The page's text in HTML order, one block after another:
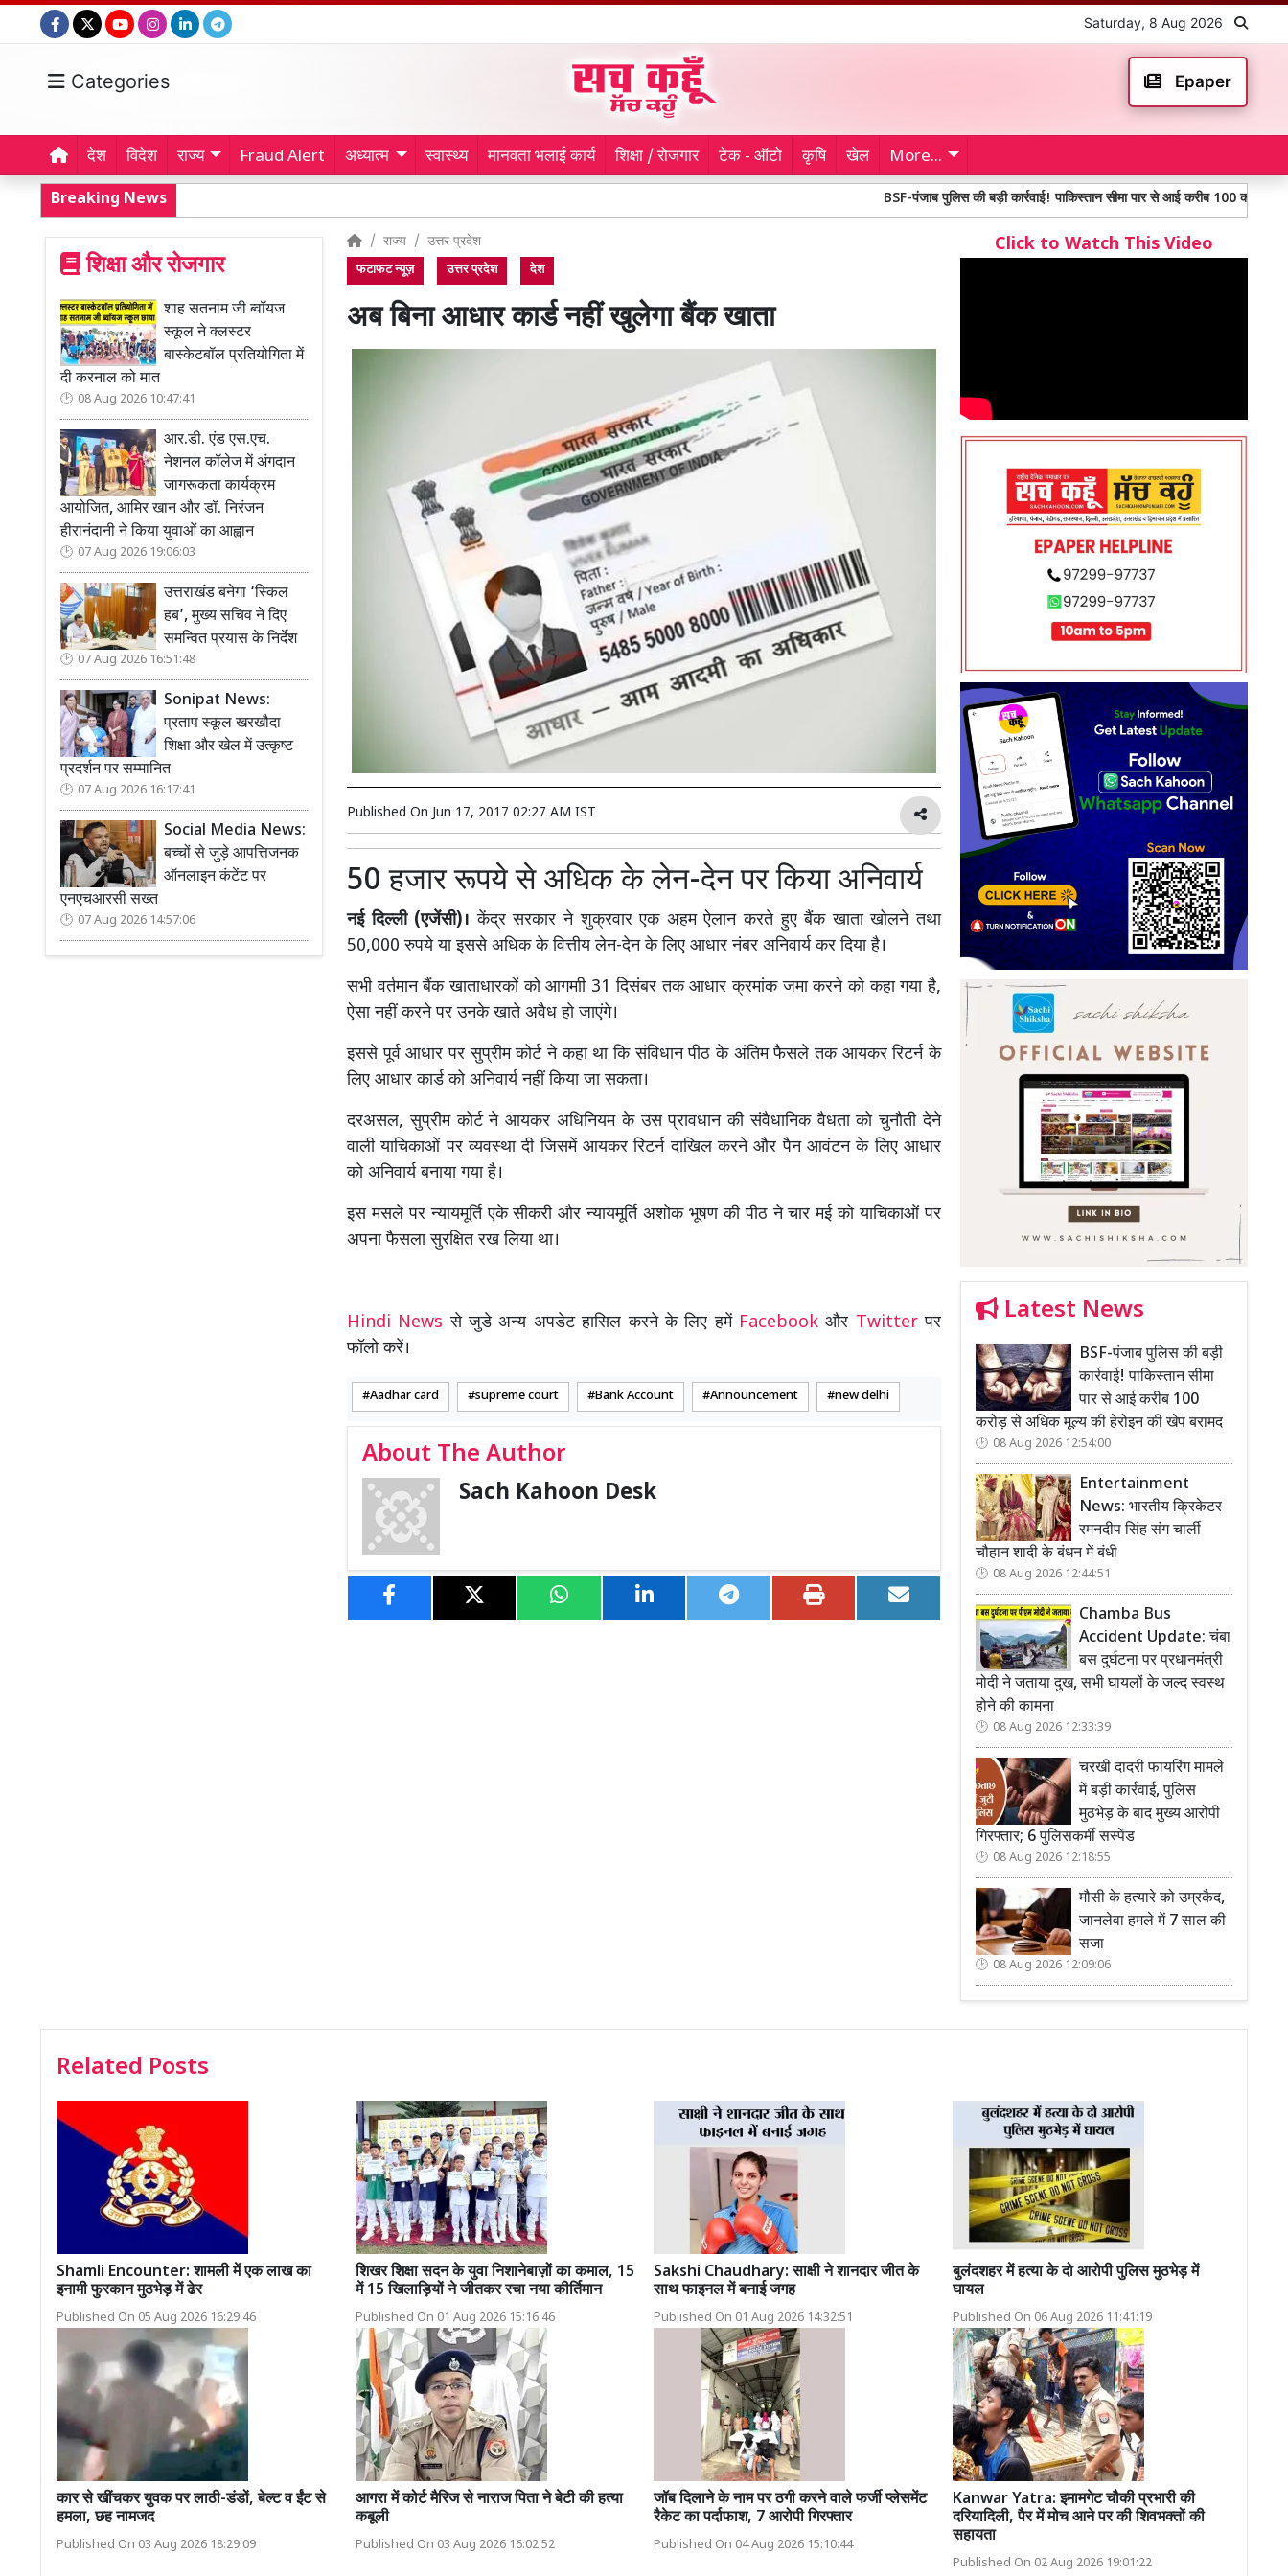
Saturday, 8 Aug 2026
Categories Epaper
देश विदेश राज्य Fraud Alert अध्यात्म स्वास्थ्य मानवता भलाई कार्य शिक्षा / रोजगार टेक - ऑटो कृषि खेल More...
Breaking News BSF-पंजाब पुलिस की बड़ी कार्रवाई! पाकिस्तान सीमा पार से आई करीब 100 करोड़ से अधिक मूल्य
शिक्षा और रोजगार
शाह सतनाम जी ब्वॉयज
स्कूल ने क्लस्टर
बास्केटबॉल प्रतियोगिता में
दी करनाल को मात
08 Aug 2026 10:47:41
आर.डी. एंड एस.एच.
नेशनल कॉलेज में अंगदान
जागरूकता कार्यक्रम
आयोजित, आमिर खान और डॉ. निरंजन
हीरानंदानी ने किया युवाओं का आह्वान
07 Aug 2026 19:06:03
उत्तराखंड बनेगा ‘स्किल
हब’, मुख्य सचिव ने दिए
समन्वित प्रयास के निर्देश
07 Aug 2026 16:51:48
Sonipat News:
प्रताप स्कूल खरखौदा
शिक्षा और खेल में उत्कृष्ट
प्रदर्शन पर सम्मानित
07 Aug 2026 16:17:41
Social Media News:
बच्चों से जुड़े आपत्तिजनक
ऑनलाइन कंटेंट पर
एनएचआरसी सख्त
07 Aug 2026 14:57:06
राज्य उत्तर प्रदेश
फटाफट न्यूज़ उत्तर प्रदेश देश
अब बिना आधार कार्ड नहीं खुलेगा बैंक खाता
Published On Jun 17, 2017 02:27 AM IST
50 हजार रूपये से अधिक के लेन-देन पर किया अनिवार्य
नई दिल्ली (एजेंसी)।केंद्र सरकार ने शुक्रवार एक अहम ऐलान करते हुए बैंक खाता खोलने तथा
50,000 रुपये या इससे अधिक के वित्तीय लेन-देन के लिए आधार नंबर अनिवार्य कर दिया है।
सभी वर्तमान बैंक खाताधारकों को आगमाी 31 दिसंबर तक आधार क्रमांक जमा करने को कहा गया है,
ऐसा नहीं करने पर उनके खाते अवैध हो जाएंगे।
इससे पूर्व आधार पर सुप्रीम कोर्ट ने कहा था कि संविधान पीठ के अंतिम फैसले तक आयकर रिटर्न के
लिए आधार कार्ड को अनिवार्य नहीं किया जा सकता।
दरअसल, सुप्रीम कोर्ट ने आयकर अधिनियम के उस प्रावधान की संवैधानिक वैधता को चुनौती देने
वाली याचिकाओं पर व्यवस्था दी जिसमें आयकर रिटर्न दाखिल करने और पैन आवंटन के लिए आधार
को अनिवार्य बनाया गया है।
इस मसले पर न्यायमूर्ति एके सीकरी और न्यायमूर्ति अशोक भूषण की पीठ ने चार मई को याचिकाओं पर
अपना फैसला सुरक्षित रख लिया था।
Hindi Newsसे जुडे अन्य अपडेट हासिल करने के लिए हमें Facebookऔर Twitterपर
फॉलो करें।
Aadhar card supreme court Bank Account Announcement new delhi
About The Author
Sach Kahoon Desk
Click to Watch This Video
Latest News
BSF-पंजाब पुलिस की बड़ी
कार्रवाई! पाकिस्तान सीमा
पार से आई करीब 100
करोड़ से अधिक मूल्य की हेरोइन की खेप बरामद
08 Aug 2026 12:54:00
Entertainment
News: भारतीय क्रिकेटर
रमनदीप सिंह संग चार्ली
चौहान शादी के बंधन में बंधी
08 Aug 2026 12:44:51
Chamba Bus
Accident Update: चंबा
बस दुर्घटना पर प्रधानमंत्री
मोदी ने जताया दुख, सभी घायलों के जल्द स्वस्थ
होने की कामना
08 Aug 2026 12:33:39
चरखी दादरी फायरिंग मामले
में बड़ी कार्रवाई, पुलिस
मुठभेड़ के बाद मुख्य आरोपी
गिरफ्तार; 6 पुलिसकर्मी सस्पेंड
08 Aug 2026 12:18:55
मौसी के हत्यारे को उम्रकैद,
जानलेवा हमले में 7 साल की
सजा
08 Aug 2026 12:09:06
Related Posts
Shamli Encounter: शामली में एक लाख का
इनामी फुरकान मुठभेड़ में ढेर
Published On 05 Aug 2026 16:29:46
शिखर शिक्षा सदन के युवा निशानेबाज़ों का कमाल, 15
में 15 खिलाड़ियों ने जीतकर रचा नया कीर्तिमान
Published On 01 Aug 2026 15:16:46
Sakshi Chaudhary: साक्षी ने शानदार जीत के
साथ फाइनल में बनाई जगह
Published On 01 Aug 2026 14:32:51
बुलंदशहर में हत्या के दो आरोपी पुलिस मुठभेड़ में
घायल
Published On 06 Aug 2026 11:41:19
कार से खींचकर युवक पर लाठी-डंडों, बेल्ट व ईंट से
हमला, छह नामजद
Published On 03 Aug 2026 18:29:09
आगरा में कोर्ट मैरिज से नाराज पिता ने बेटी की हत्या
कबूली
Published On 03 Aug 2026 16:02:52
जॉब दिलाने के नाम पर ठगी करने वाले फर्जी प्लेसमेंट
रैकेट का पर्दाफाश, 7 आरोपी गिरफ्तार
Published On 04 Aug 2026 15:10:44
Kanwar Yatra: इमामगेट चौकी प्रभारी की
दरियादिली, पैर में मोच आने पर की शिवभक्तों की
सहायता
Published On 02 Aug 2026 19:01:22